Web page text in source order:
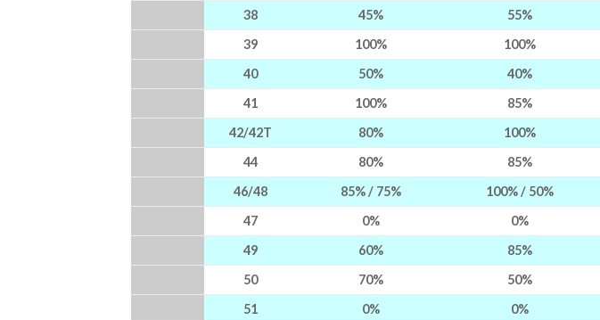
38
45% 55%
39
100% 100%
40
50% 40%
41
100% 85%
42/42T
80% 100%
44
80% 85%
46/48
85% / 75% 100% / 50%
47
0% 0%
49
60% 85%
50
70% 50%
51
0% 0%